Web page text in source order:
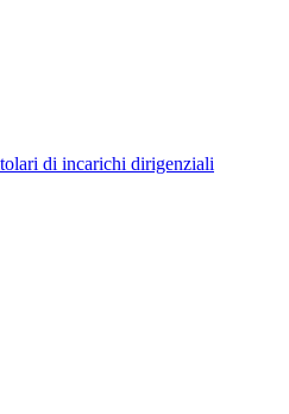
di incarichi dirigenziali